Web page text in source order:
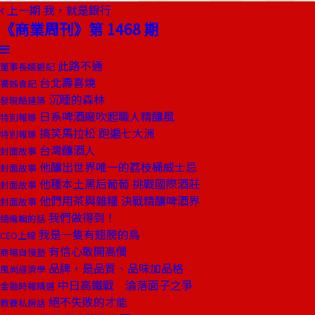
上一期 我，就是銀行
《商業周刊》第 1468 期
董事長嬉遊記 此路不通
饕姊食記 台北壽喜燒
發現酷建築 沉睡的森林
特別報導 日系啤酒廠吹起職人精釀風
特別報導 搞笑馬拉松 跑遍七大洲
封面故事 台灣釀酒人
封面故事 他釀出世界唯一的荔枝桶威士忌
封面故事 他種本土黑后葡萄 挑戰國際酒莊
封面故事 他們用茶與雜糧 決戰精釀啤酒界
總編輯的話 我們做得到！
CEO上線 我是一隻有翅膀的鳥
商場自慢塾 有信心敢開高價
風尚經濟學 品牌，是品質、品味加品格
金融時報精選 中日高鐵戰 淪落面子之爭
教養私房話 絕不失敗的才能